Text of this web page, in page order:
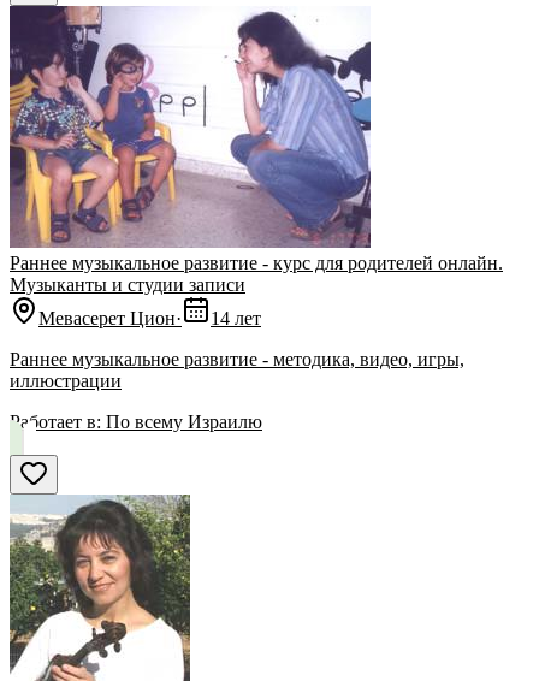
Раннее музыкальное развитие - курс для родителей онлайн.
Музыканты и студии записи
Мевасерет Цион·
14 лет
Раннее музыкальное развитие - методика, видео, игры,
иллюстрации
Работает в: По всему Израилю